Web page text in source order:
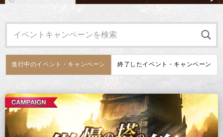
進行中のイベント・キャンペーン 終了したイベント・キャンペーン